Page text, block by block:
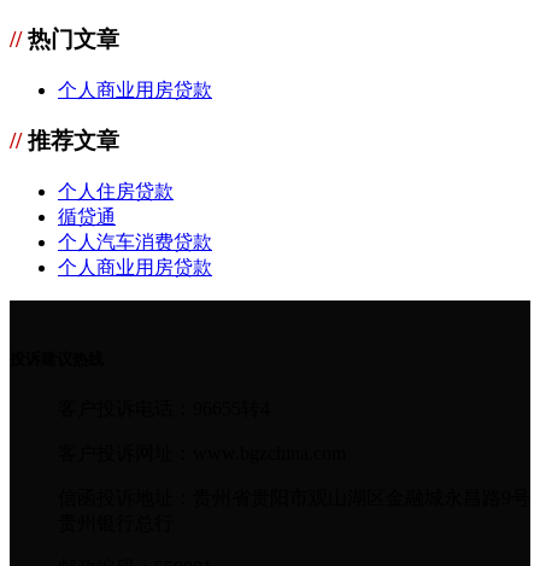
//热门文章
个人商业用房贷款
//推荐文章
个人住房贷款
循贷通
个人汽车消费贷款
个人商业用房贷款